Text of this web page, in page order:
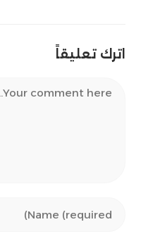
اترك تعليقاً
your